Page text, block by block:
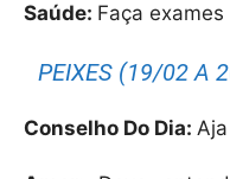
Saúde: Faça exames
PEIXES (19/02 A
Conselho Do Dia: